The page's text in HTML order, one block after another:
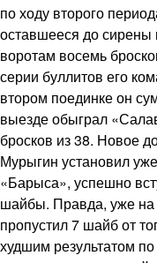
по ходу второго
оставшееся до сирены
воротам восемь
серии буллитов его
втором поединке он
выезде обыграл
бросков из 38. Новое
Мурыгин установил
«Барыса», успешно
шайбы. Правда, уже
пропустил 7 шайб от
худшим результатом